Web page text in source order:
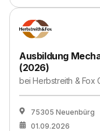
Ausbildung
(2026)
beiHerbstreith & Fox
75305 Neuenbürg
01.09.2026